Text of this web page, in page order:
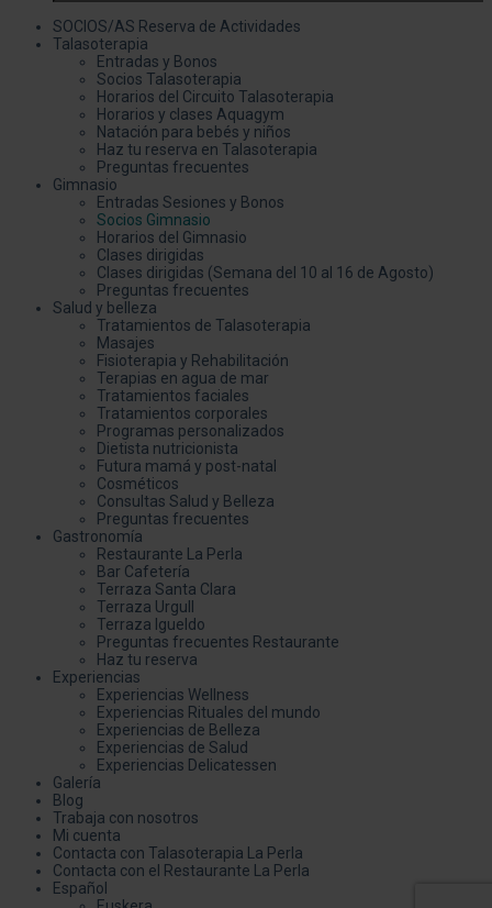
SOCIOS/AS Reserva de Actividades
Talasoterapia
Entradas y Bonos
Socios Talasoterapia
Horarios del Circuito Talasoterapia
Horarios y clases Aquagym
Natación para bebés y niños
Haz tu reserva en Talasoterapia
Preguntas frecuentes
Gimnasio
Entradas Sesiones y Bonos
Socios Gimnasio
Horarios del Gimnasio
Clases dirigidas
Clases dirigidas (Semana del 10 al 16 de Agosto)
Preguntas frecuentes
Salud y belleza
Tratamientos de Talasoterapia
Masajes
Fisioterapia y Rehabilitación
Terapias en agua de mar
Tratamientos faciales
Tratamientos corporales
Programas personalizados
Dietista nutricionista
Futura mamá y post-natal
Cosméticos
Consultas Salud y Belleza
Preguntas frecuentes
Gastronomía
Restaurante La Perla
Bar Cafetería
Terraza Santa Clara
Terraza Urgull
Terraza Igueldo
Preguntas frecuentes Restaurante
Haz tu reserva
Experiencias
Experiencias Wellness
Experiencias Rituales del mundo
Experiencias de Belleza
Experiencias de Salud
Experiencias Delicatessen
Galería
Blog
Trabaja con nosotros
Mi cuenta
Contacta con Talasoterapia La Perla
Contacta con el Restaurante La Perla
Español